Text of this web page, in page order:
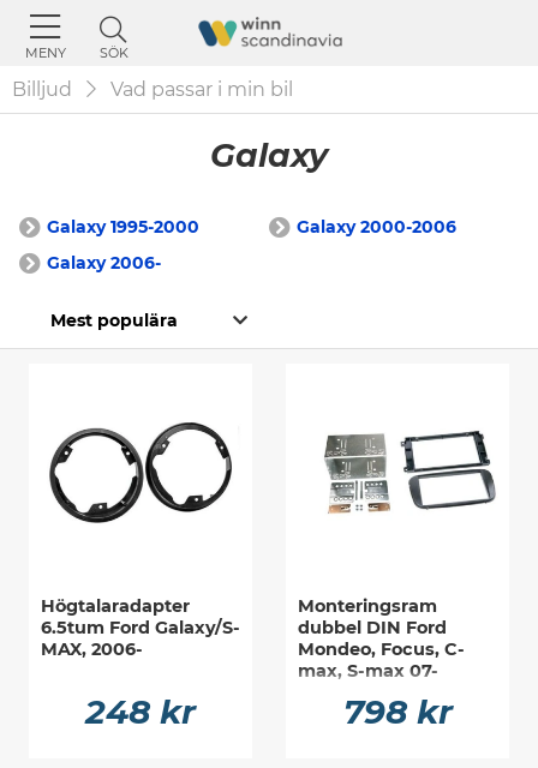
MENY SÖK
Billjud Vad passar i min bil
Galaxy
Galaxy 1995-2000
Galaxy 2000-2006
Galaxy 2006-
Högtalaradapter
6.5tum Ford Galaxy/S-
MAX, 2006-
248 kr
Monteringsram
dubbel DIN Ford
Mondeo, Focus, C-
max, S-max 07-
798 kr